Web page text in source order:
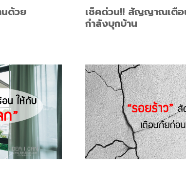
ด้วย
เช็คด่วน!! สัญญาณเตือ
กำลังบุกบ้าน